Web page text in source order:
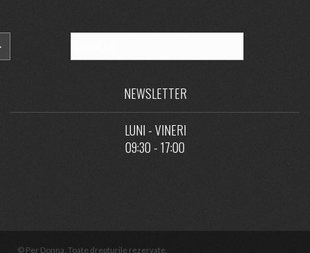
NEWSLETTER
LUNI - VINERI
09:30 - 17:00
© Per Donna. Toate drepturile rezervate.